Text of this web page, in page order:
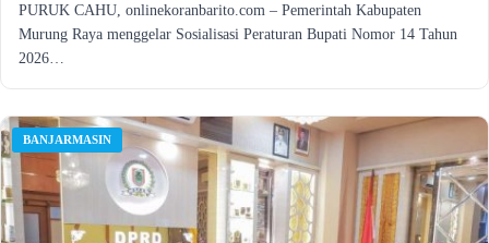
PURUK CAHU, onlinekoranbarito.com – Pemerintah Kabupaten
Murung Raya menggelar Sosialisasi Peraturan Bupati Nomor 14 Tahun
2026…
BANJARMASIN